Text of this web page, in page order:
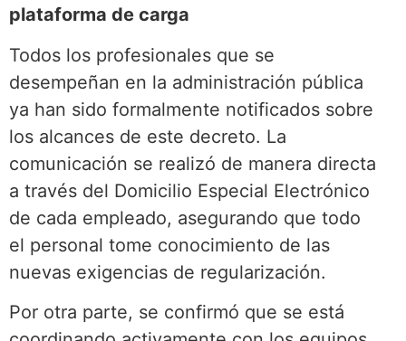
plataforma de carga
Todos los profesionales que se
desempeñan en la administración pública
ya han sido formalmente notificados sobre
los alcances de este decreto. La
comunicación se realizó de manera directa
a través del Domicilio Especial Electrónico
de cada empleado, asegurando que todo
el personal tome conocimiento de las
nuevas exigencias de regularización.
Por otra parte, se confirmó que se está